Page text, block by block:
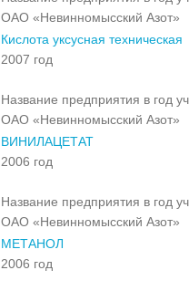
ОАО «Невинномысский Азот»
Кислота уксусная техническая
2007 год
Название предприятия в год
ОАО «Невинномысский Азот»
ВИНИЛАЦЕТАТ
2006 год
Название предприятия в год
ОАО «Невинномысский Азот»
МЕТАНОЛ
2006 год